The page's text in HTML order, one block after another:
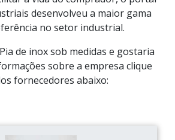
desenvolveu a maior gama
no setor industrial.
de inox sob medidas e gostaria
sobre a empresa clique
fornecedores abaixo: